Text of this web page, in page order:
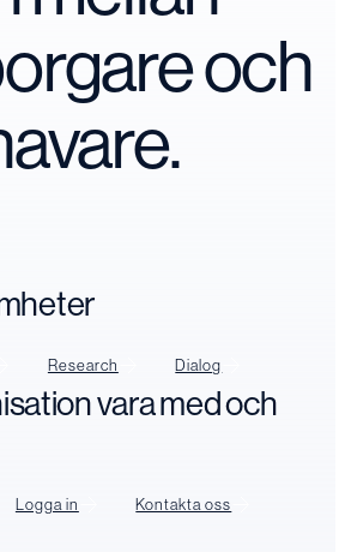
och
Research Dialog
vara med och
Logga in Kontakta oss